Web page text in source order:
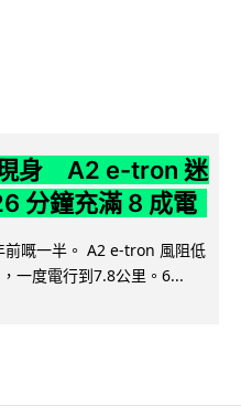
身 A2 e-tron 迷
分鐘充滿 8 成電
嘅一半。 A2 e-tron 風阻低
一度電行到7.8公里。6...